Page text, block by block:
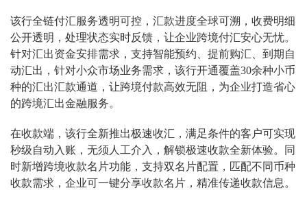
该行全链付汇服务透明可控，汇款进度全球可溯，收费明细
公开透明，处理状态实时反馈，让企业跨境付汇安心无忧。
针对汇出资金安排需求，支持智能预约、提前购汇、到期自
动汇出，针对小众市场业务需求，该行开通覆盖30余种小币
种的汇出汇款通道，让跨境付款高效无阻，为企业打造省心
的跨境汇出金融服务。
在收款端，该行全新推出极速收汇，满足条件的客户可实现
秒级自动入账，无须人工介入，解锁极速收款全新体验。同
时新增跨境收款名片功能，支持双名片配置，匹配不同币种
收款需求，企业可一键分享收款名片，精准传递收款信息。